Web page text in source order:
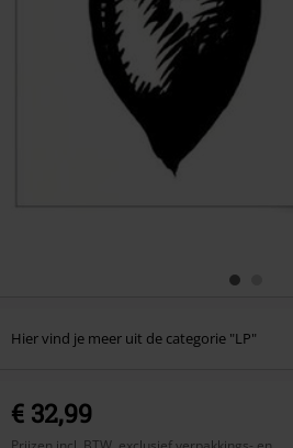
Hier vind je meer uit de categorie "LP"
€ 32,99